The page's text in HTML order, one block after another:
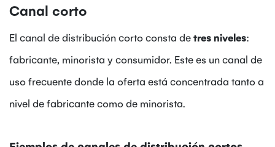
Canal corto
El canal de distribución corto consta detres niveles:
fabricante, minorista y consumidor. Este es un canal de
uso frecuente donde la oferta está concentrada tanto a
nivel de fabricante como de minorista.